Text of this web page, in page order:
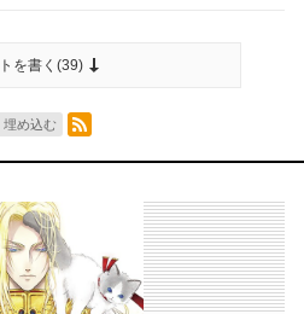
を書く(39)
埋め込む
RSSフィード